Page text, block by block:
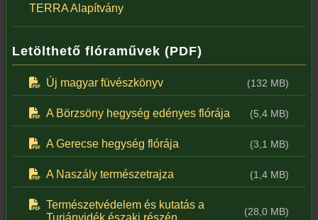
TERRA Alapítvány
Letölthető flóraművek (PDF)
Új magyar füvészkönyv (132 MB)
A Börzsöny hegység edényes flórája (5,4 MB)
A Gerecse hegység flórája (3,1 MB)
A Naszály természetrajza (1,4 MB)
Természetvédelem és kutatás a
Turjánvidék északi részén
(28,0 MB)